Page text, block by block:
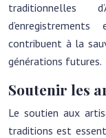
traditionnelles
contribuent à la
générations futures.
Soutenir les
Le soutien aux
traditions est